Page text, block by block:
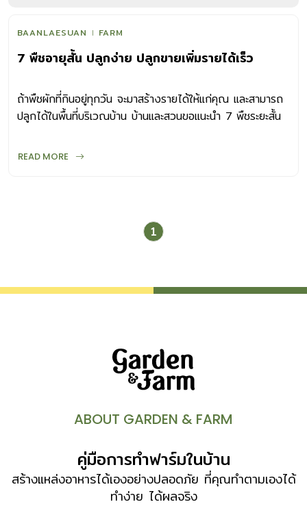
BAANLAESUAN FARM
7 พืชอายุสั้น ปลูกง่าย ปลูกขายเพิ่มรายได้เร็ว
ถ้าพืชผักที่กินอยู่ทุกวัน จะมาสร้างรายได้ให้แก่คุณ และสามารถ
ปลูกได้ในพื้นที่บริเวณบ้าน บ้านและสวนขอแนะนำ 7 พืชระยะสั้น
READ MORE
1
ABOUT GARDEN & FARM
คู่มือการทำฟาร์มในบ้าน
สร้างแหล่งอาหารได้เองอย่างปลอดภัย ที่คุณทำตามเองได้
ทำง่าย ได้ผลจริง